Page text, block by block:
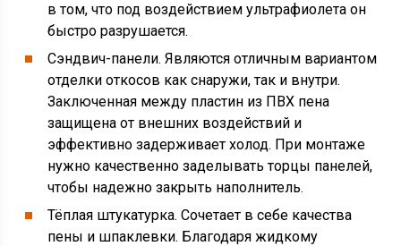
в том, что под воздействием ультрафиолета он
быстро разрушается.
Сэндвич-панели. Являются отличным вариантом
отделки откосов как снаружи, так и внутри.
Заключенная между пластин из ПВХ пена
защищена от внешних воздействий и
эффективно задерживает холод. При монтаже
нужно качественно заделывать торцы панелей,
чтобы надежно закрыть наполнитель.
Тёплая штукатурка. Сочетает в себе качества
пены и шпаклевки. Благодаря жидкому